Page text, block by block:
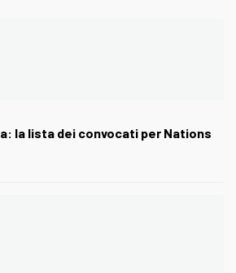
la lista dei convocati per Nations